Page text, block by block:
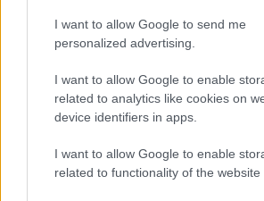
I want to allow Google to send me
personalized advertising.
I want to allow Google to enable
related to analytics like cookies on
device identifiers in apps.
I want to allow Google to enable
related to functionality of the website
Támogatás
Támogasd
a ManUtdFanatics.hu